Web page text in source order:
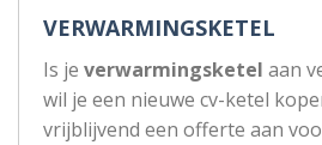
VERWARMINGSKETEL
Is je verwarmingsketel aan
wil je een nieuwe cv-ketel
vrijblijvend een offerte aan